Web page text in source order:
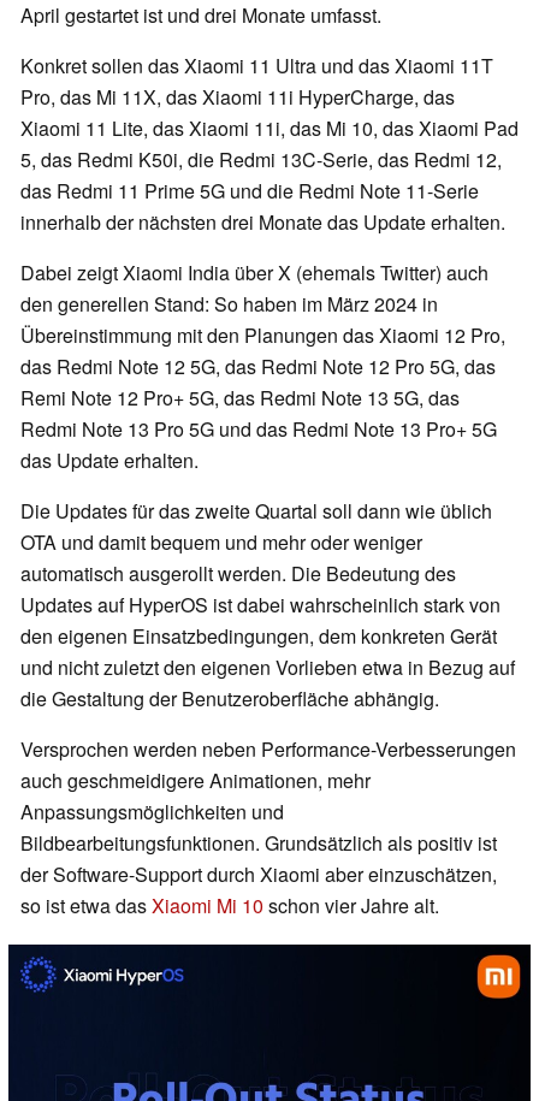
April gestartet ist und drei Monate umfasst.
Konkret sollen das Xiaomi 11 Ultra und das Xiaomi 11T
Pro, das Mi 11X, das Xiaomi 11i HyperCharge, das
Xiaomi 11 Lite, das Xiaomi 11i, das Mi 10, das Xiaomi Pad
5, das Redmi K50i, die Redmi 13C-Serie, das Redmi 12,
das Redmi 11 Prime 5G und die Redmi Note 11-Serie
innerhalb der nächsten drei Monate das Update erhalten.
Dabei zeigt Xiaomi India über X (ehemals Twitter) auch
den generellen Stand: So haben im März 2024 in
Übereinstimmung mit den Planungen das Xiaomi 12 Pro,
das Redmi Note 12 5G, das Redmi Note 12 Pro 5G, das
Remi Note 12 Pro+ 5G, das Redmi Note 13 5G, das
Redmi Note 13 Pro 5G und das Redmi Note 13 Pro+ 5G
das Update erhalten.
Die Updates für das zweite Quartal soll dann wie üblich
OTA und damit bequem und mehr oder weniger
automatisch ausgerollt werden. Die Bedeutung des
Updates auf HyperOS ist dabei wahrscheinlich stark von
den eigenen Einsatzbedingungen, dem konkreten Gerät
und nicht zuletzt den eigenen Vorlieben etwa in Bezug auf
die Gestaltung der Benutzeroberfläche abhängig.
Versprochen werden neben Performance-Verbesserungen
auch geschmeidigere Animationen, mehr
Anpassungsmöglichkeiten und
Bildbearbeitungsfunktionen. Grundsätzlich als positiv ist
der Software-Support durch Xiaomi aber einzuschätzen,
so ist etwa dasXiaomi Mi 10 schon vier Jahre alt.